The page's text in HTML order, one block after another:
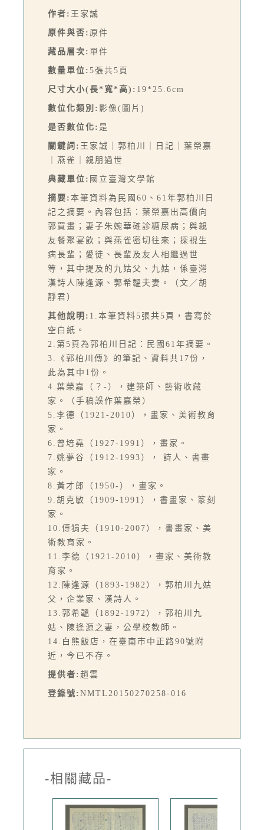
作者: 王家誠
原件與否: 原件
藏品層次: 單件
數量單位: 5張共5頁
尺寸大小(長*寬*高): 19*25.6cm
數位化類別: 影像(圖片)
是否數位化: 是
關鍵詞: 王家誠｜郭柏川｜日記｜葉榮嘉
｜燕雀｜親朋過世
典藏單位: 國立臺灣文學館
摘要: 本筆資料為民國60、61年郭柏川日
記之摘要。內容包括：葉榮嘉出高價向
郭買畫；妻子朱婉華確診糖尿病；與親
友餐聚宴飲；與燕雀密切往來；探視生
病長輩；愛徒、長輩及友人相繼過世
等，其中提及的九姑父、九姑，係臺灣
漢詩人陳逢源、郭希韞夫妻。（文／胡
靜君）
其他說明: 1.本筆資料5張共5頁，書寫於
空白紙。
2.第5頁為郭柏川日記：民國61年摘要。
3.《郭柏川傳》的筆記、資料共17份，
此為其中1份。
4.葉榮嘉（？-），建築師、藝術收藏
家。（手稿誤作葉嘉榮）
5.李德（1921-2010），畫家、美術教育
家。
6.曾培堯（1927-1991），畫家。
7.姚夢谷（1912-1993）， 詩人、書畫
家。
8.黃才郎（1950-），畫家。
9.胡克敏（1909-1991），書畫家、篆刻
家。
10.傅狷夫（1910-2007），書畫家、美
術教育家。
11.李德（1921-2010），畫家、美術教
育家。
12.陳逢源（1893-1982），郭柏川九姑
父，企業家、漢詩人。
13.郭希韞（1892-1972），郭柏川九
姑、陳逢源之妻，公學校教師。
14.白熊飯店，在臺南市中正路90號附
近，今已不存。
提供者: 趙雲
登錄號: NMTL20150270258-016
-相關藏品-